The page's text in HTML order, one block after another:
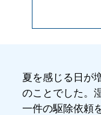
夏を感じる日が
のことでした。
一件の駆除依頼